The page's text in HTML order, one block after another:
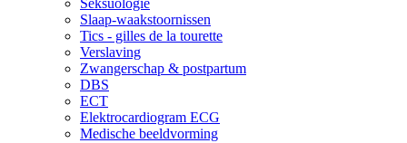
Seksuologie
Slaap-waakstoornissen
Tics - gilles de la tourette
Verslaving
Zwangerschap & postpartum
DBS
ECT
Elektrocardiogram ECG
Medische beeldvorming